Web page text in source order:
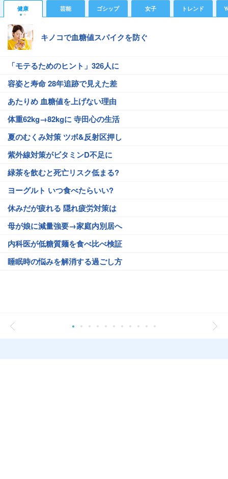
健康 芸能 ゴシップ 女子 トレンド
キノコで血糖値スパイクを防ぐ
「モテるためのヒント」326人に
容姿と寿命 28年追跡で見えた差
あたりめ 血糖値を上げない理由
体重62kg→82kgに 寺田心の生活
夏のむくみ対策 ツボ&反射区押し
紫外線対策がビタミンD不足に
緑茶を飲むと死亡リスク低まる?
ヨーグルト いつ食べたらいい?
休みだが疲れる 隠れ疲労対策は
母が娘に減量強要→家庭内別居へ
内科医が低糖質麺を食べ比べ検証
睡眠時の悩みを解消する過ごし方